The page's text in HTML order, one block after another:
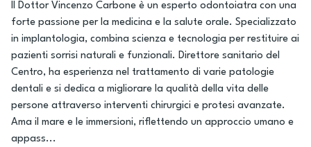
Il Dottor Vincenzo Carbone è un esperto odontoiatra con una
forte passione per la medicina e la salute orale. Specializzato
in implantologia, combina scienza e tecnologia per restituire ai
pazienti sorrisi naturali e funzionali. Direttore sanitario del
Centro, ha esperienza nel trattamento di varie patologie
dentali e si dedica a migliorare la qualità della vita delle
persone attraverso interventi chirurgici e protesi avanzate.
Ama il mare e le immersioni, riflettendo un approccio umano e
appass...